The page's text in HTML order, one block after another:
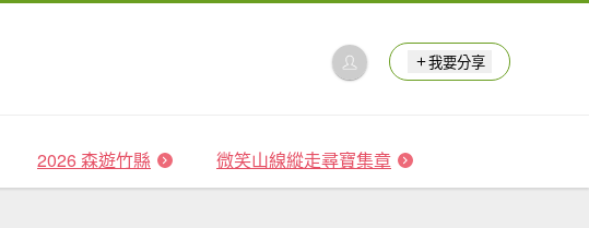
我要分享
2026 森遊竹縣 微笑山線縱走尋寶集章